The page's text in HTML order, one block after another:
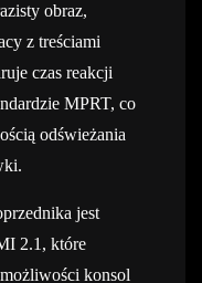
obraz,
z treściami
czas reakcji
MPRT, co
odświeżania
jest
2.1, które
konsol